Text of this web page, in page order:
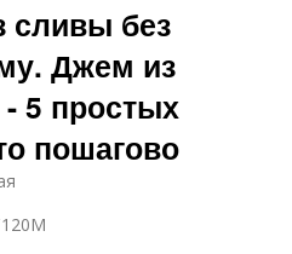
сливы без
Джем из
5 простых
пошагово